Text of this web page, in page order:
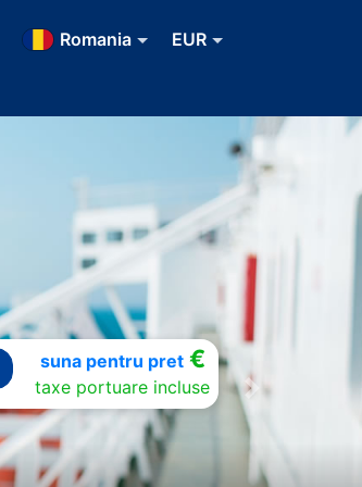
Romania EUR
suna pentru pret€
taxe portuare incluse
Next